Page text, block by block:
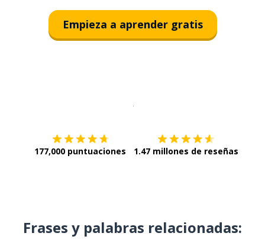
Empieza a aprender gratis
177,000 puntuaciones 1.47 millones de reseñas
Frases y palabras relacionadas: